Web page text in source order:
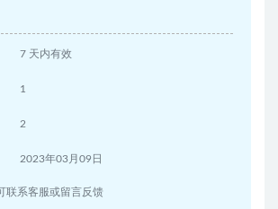
7 天内有效
1
2
2023年03月09日
联系客服或留言反馈